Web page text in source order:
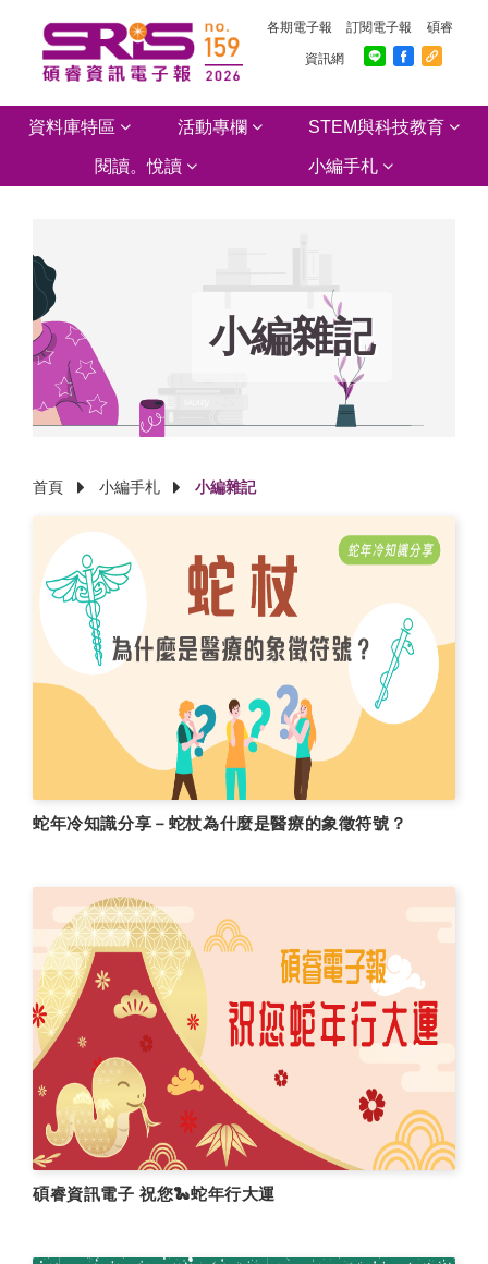
各期電子報 訂閱電子報 碩睿
資訊網
資料庫特區 活動專欄 STEM與科技教育
閱讀。悅讀 小編手札
小編雜記
首頁 小編手札 小編雜記
蛇年冷知識分享－蛇杖為什麼是醫療的象徵符號？
碩睿資訊電子 祝您🐍蛇年行大運